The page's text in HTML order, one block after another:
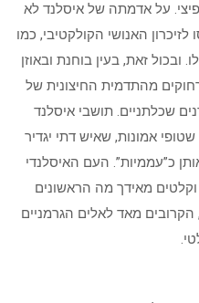
על אדמתה של איסלנד לא
האנושי הקולקטיבי, כמו
ובכול זאת, בעין בוחנת ובאוזן
מהתדמית החיצונית של
שכלתניים. תושבי איסלנד
אמונות, שאיש דתי יגדיר
כ”עממיות”. העם האיסלנדי
וקלטים מאידך מה הראשונים
הקרובים מאד לאלים הגרמניים